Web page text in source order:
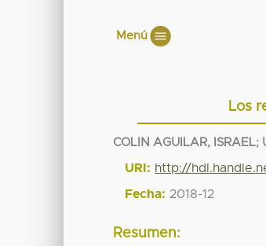
Menú
Los
COLIN AGUILAR, ISRAEL;
URI: http://
Fecha: 2018-12
Resumen: